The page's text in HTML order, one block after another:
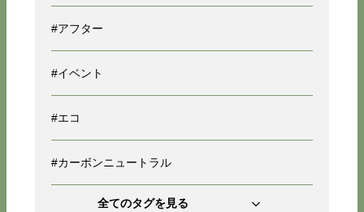
#アフター
#イベント
#エコ
#カーボンニュートラル
全てのタグを見る